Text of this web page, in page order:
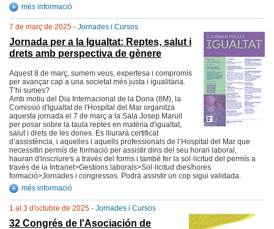
més informació
7 de març de 2025 - Jornades i Cursos
Jornada per a la Igualtat: Reptes, salut i
drets amb perspectiva de gènere
Aquest 8 de març, sumem veus, expertesa i compromís
per avançar cap a una societat més justa i igualitària.
T’hi sumes?
Amb motiu del Dia Internacional de la Dona (8M), la
Comissió d'Igualtat de l'Hospital del Mar organitza
aquesta jornada el 7 de març a la Sala Josep Marull
per posar sobre la taula reptes en matèria d'igualtat,
salut i drets de les dones. Es lliurarà certificat
d’assistència, i aquelles i aquells professionals de l’Hospital del Mar que
necessitin permís de formació per assistir dins del seu horari laboral,
hauran d'inscriure's a través del forms i també fer la sol·licitud del permís a
través de la Intranet>Gestions laborals>Sol·licitud dies/hores
formació>Jornades i congressos. Podrà assistir un cop sigui validada.
més informació
1 al 3 d'octubre de 2025 - Jornades i Cursos
32 Congrés de l'Asociación de